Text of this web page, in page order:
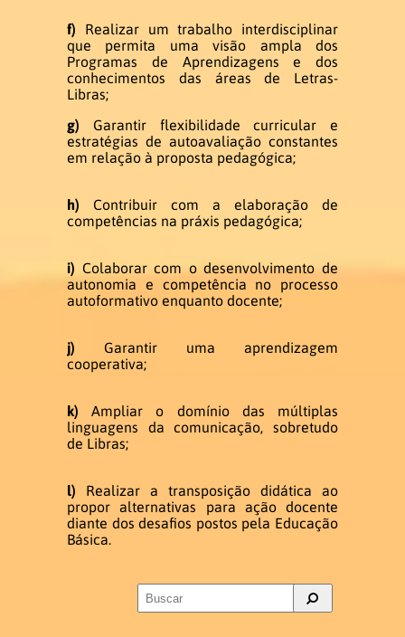
Disciplinas 2026.1
Disciplinas 2026.2
Atividades Complementares
Trabalho de Conclusão de Curso
Estágio
Infraestrutura
Laboratório de informática
Eventos
V Semana do Letras Libras e V
Setembro Surdo
Publicação
f) Realizar um trabalho interdisciplinar
que permita uma visão ampla dos
Programas de Aprendizagens e dos
conhecimentos das áreas de Letras-
Libras;
g) Garantir flexibilidade curricular e
estratégias de autoavaliação constantes
em relação à proposta pedagógica;
h) Contribuir com a elaboração de
competências na práxis pedagógica;
i) Colaborar com o desenvolvimento de
autonomia e competência no processo
autoformativo enquanto docente;
j) Garantir uma aprendizagem
cooperativa;
k) Ampliar o domínio das múltiplas
linguagens da comunicação, sobretudo
de Libras;
l) Realizar a transposição didática ao
propor alternativas para ação docente
diante dos desafios postos pela Educação
Básica.